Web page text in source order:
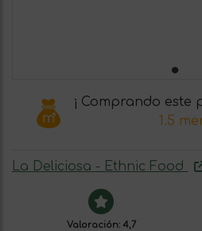
¡ Comprando este
1.5
La Deliciosa - Ethnic Food
Valoración: 4,7